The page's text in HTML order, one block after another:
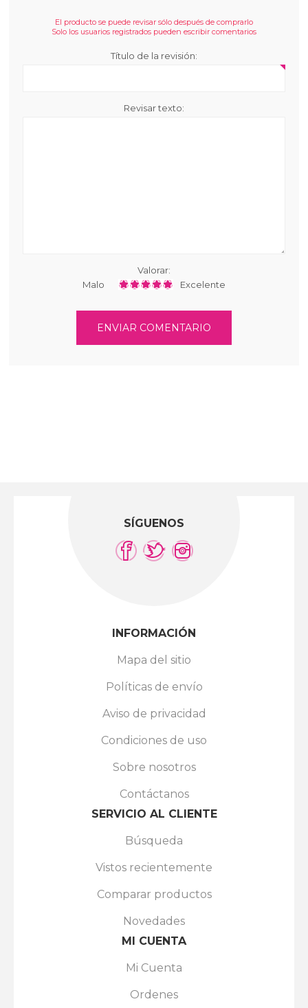
El producto se puede revisar sólo después de comprarlo
Solo los usuarios registrados pueden escribir comentarios
Título de la revisión:
Revisar texto:
Valorar:
Malo
Excelente
ENVIAR COMENTARIO
SÍGUENOS
INFORMACIÓN
Mapa del sitio
Políticas de envío
Aviso de privacidad
Condiciones de uso
Sobre nosotros
Contáctanos
SERVICIO AL CLIENTE
Búsqueda
Vistos recientemente
Comparar productos
Novedades
MI CUENTA
Mi Cuenta
Ordenes